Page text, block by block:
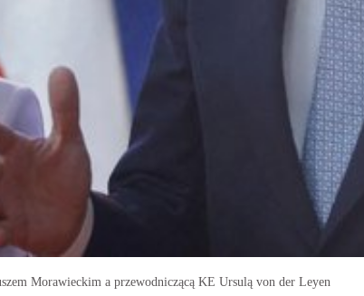
Morawieckim a przewodniczącą KE Ursulą von der Leyen